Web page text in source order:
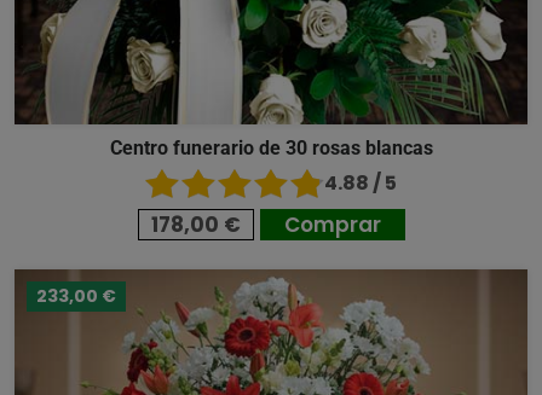
Centro funerario de 30 rosas blancas
4.88 / 5
178,00 € Comprar
233,00 €